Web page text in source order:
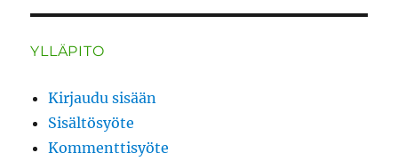
YLLÄPITO
Kirjaudu sisään
Sisältösyöte
Kommenttisyöte